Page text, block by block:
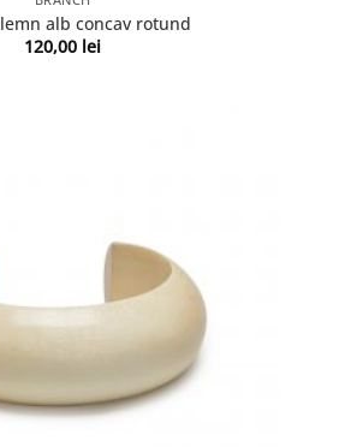
alb concav rotund
120,00 lei